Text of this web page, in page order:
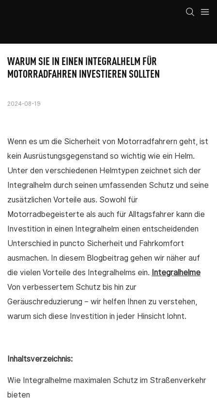
WARUM SIE IN EINEN INTEGRALHELM FÜR
MOTORRADFAHREN INVESTIEREN SOLLTEN
2024-08-19
Wenn es um die Sicherheit von Motorradfahrern geht, ist
kein Ausrüstungsgegenstand so wichtig wie ein Helm.
Unter den verschiedenen Helmtypen zeichnet sich der
Integralhelm durch seinen umfassenden Schutz und seine
zusätzlichen Vorteile aus. Sowohl für
Motorradbegeisterte als auch für Alltagsfahrer kann die
Investition in einen Integralhelm einen entscheidenden
Unterschied in puncto Sicherheit und Fahrkomfort
ausmachen. In diesem Blogbeitrag gehen wir näher auf
die vielen Vorteile des Integralhelms ein. Integralhelme
Von verbessertem Schutz bis hin zur
Geräuschreduzierung – wir helfen Ihnen zu verstehen,
warum sich diese Investition in jeder Hinsicht lohnt.
Inhaltsverzeichnis:
Wie Integralhelme maximalen Schutz im Straßenverkehr
bieten